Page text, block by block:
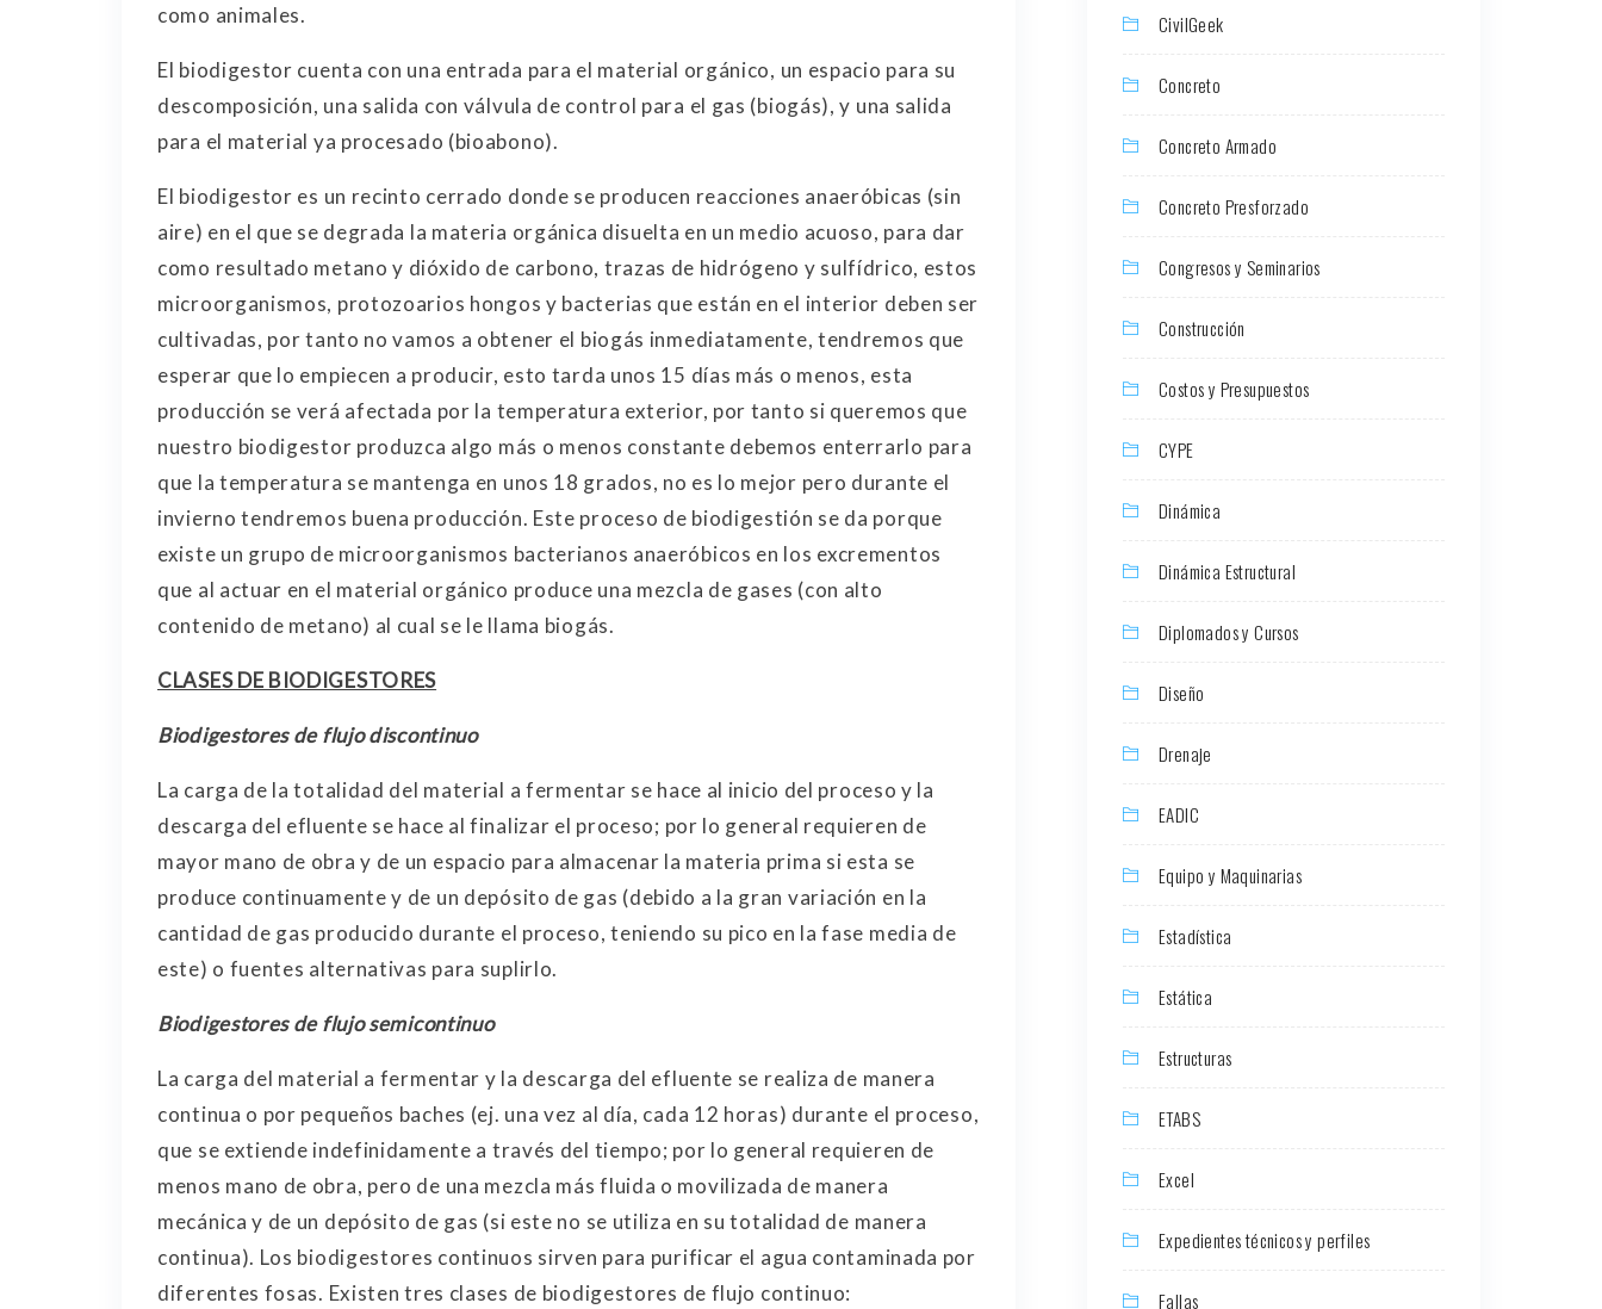
como animales.
El biodigestor cuenta con una entrada para el material orgánico, un espacio para su
descomposición, una salida con válvula de control para el gas (biogás), y una salida
para el material ya procesado (bioabono).
El biodigestor es un recinto cerrado donde se producen reacciones anaeróbicas (sin
aire) en el que se degrada la materia orgánica disuelta en un medio acuoso, para dar
como resultado metano y dióxido de carbono, trazas de hidrógeno y sulfídrico, estos
microorganismos, protozoarios hongos y bacterias que están en el interior deben ser
cultivadas, por tanto no vamos a obtener el biogás inmediatamente, tendremos que
esperar que lo empiecen a producir, esto tarda unos 15 días más o menos, esta
producción se verá afectada por la temperatura exterior, por tanto si queremos que
nuestro biodigestor produzca algo más o menos constante debemos enterrarlo para
que la temperatura se mantenga en unos 18 grados, no es lo mejor pero durante el
invierno tendremos buena producción. Este proceso de biodigestión se da porque
existe un grupo de microorganismos bacterianos anaeróbicos en los excrementos
que al actuar en el material orgánico produce una mezcla de gases (con alto
contenido de metano) al cual se le llama biogás.
CLASES DE BIODIGESTORES
Biodigestores de flujo discontinuo
La carga de la totalidad del material a fermentar se hace al inicio del proceso y la
descarga del efluente se hace al finalizar el proceso; por lo general requieren de
mayor mano de obra y de un espacio para almacenar la materia prima si esta se
produce continuamente y de un depósito de gas (debido a la gran variación en la
cantidad de gas producido durante el proceso, teniendo su pico en la fase media de
este) o fuentes alternativas para suplirlo.
Biodigestores de flujo semicontinuo
La carga del material a fermentar y la descarga del efluente se realiza de manera
continua o por pequeños baches (ej. una vez al día, cada 12 horas) durante el proceso,
que se extiende indefinidamente a través del tiempo; por lo general requieren de
menos mano de obra, pero de una mezcla más fluida o movilizada de manera
mecánica y de un depósito de gas (si este no se utiliza en su totalidad de manera
continua). Los biodigestores continuos sirven para purificar el agua contaminada por
diferentes fosas. Existen tres clases de biodigestores de flujo continuo:
CivilGeek
Concreto
Concreto Armado
Concreto Presforzado
Congresos y Seminarios
Construcción
Costos y Presupuestos
CYPE
Dinámica
Dinámica Estructural
Diplomados y Cursos
Diseño
Drenaje
EADIC
Equipo y Maquinarias
Estadística
Estática
Estructuras
ETABS
Excel
Expedientes técnicos y perfiles
Fallas